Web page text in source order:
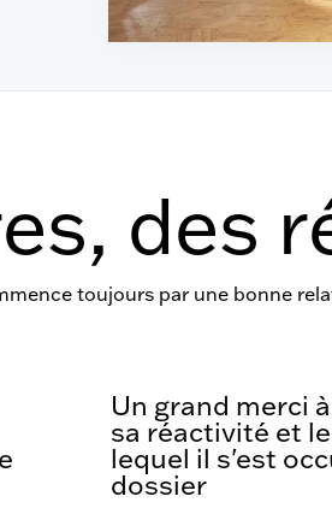
des
toujours par une bonne
Un grand merci
sa réactivité et
lequel il s'est
dossier